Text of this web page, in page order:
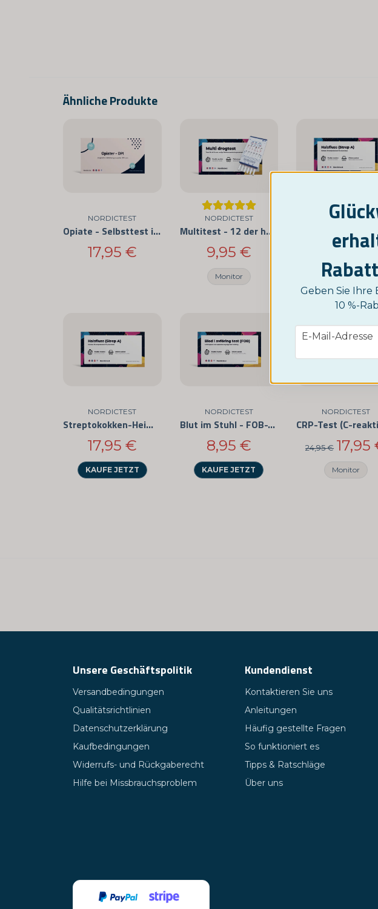
Ähnliche Produkte
NORDICTEST
Opiate - Selbsttest im 5er-Pack
17,95 €
NORDICTEST
Multitest - 12 der häufigsten Drogen
9,95 €
Monitor
NORDICTEST
7,95 €
KAUFE JETZT
NORDICTEST
Streptokokken-Heimtest (3er-Pack)
17,95 €
KAUFE JETZT
NORDICTEST
Blut im Stuhl - FOB-Test
8,95 €
KAUFE JETZT
NORDICTEST
24,95 € 17,95
Monitor
-
Geben Sie Ihre
10 %-
email
E-Mail-Adresse
Unsere Geschäftspolitik
Versandbedingungen
Qualitätsrichtlinien
Datenschutzerklärung
Kaufbedingungen
Widerrufs- und Rückgaberecht
Hilfe bei Missbrauchsproblem
Kundendienst
Kontaktieren Sie uns
Anleitungen
Häufig gestellte Fragen
So funktioniert es
Tipps & Ratschläge
Über uns